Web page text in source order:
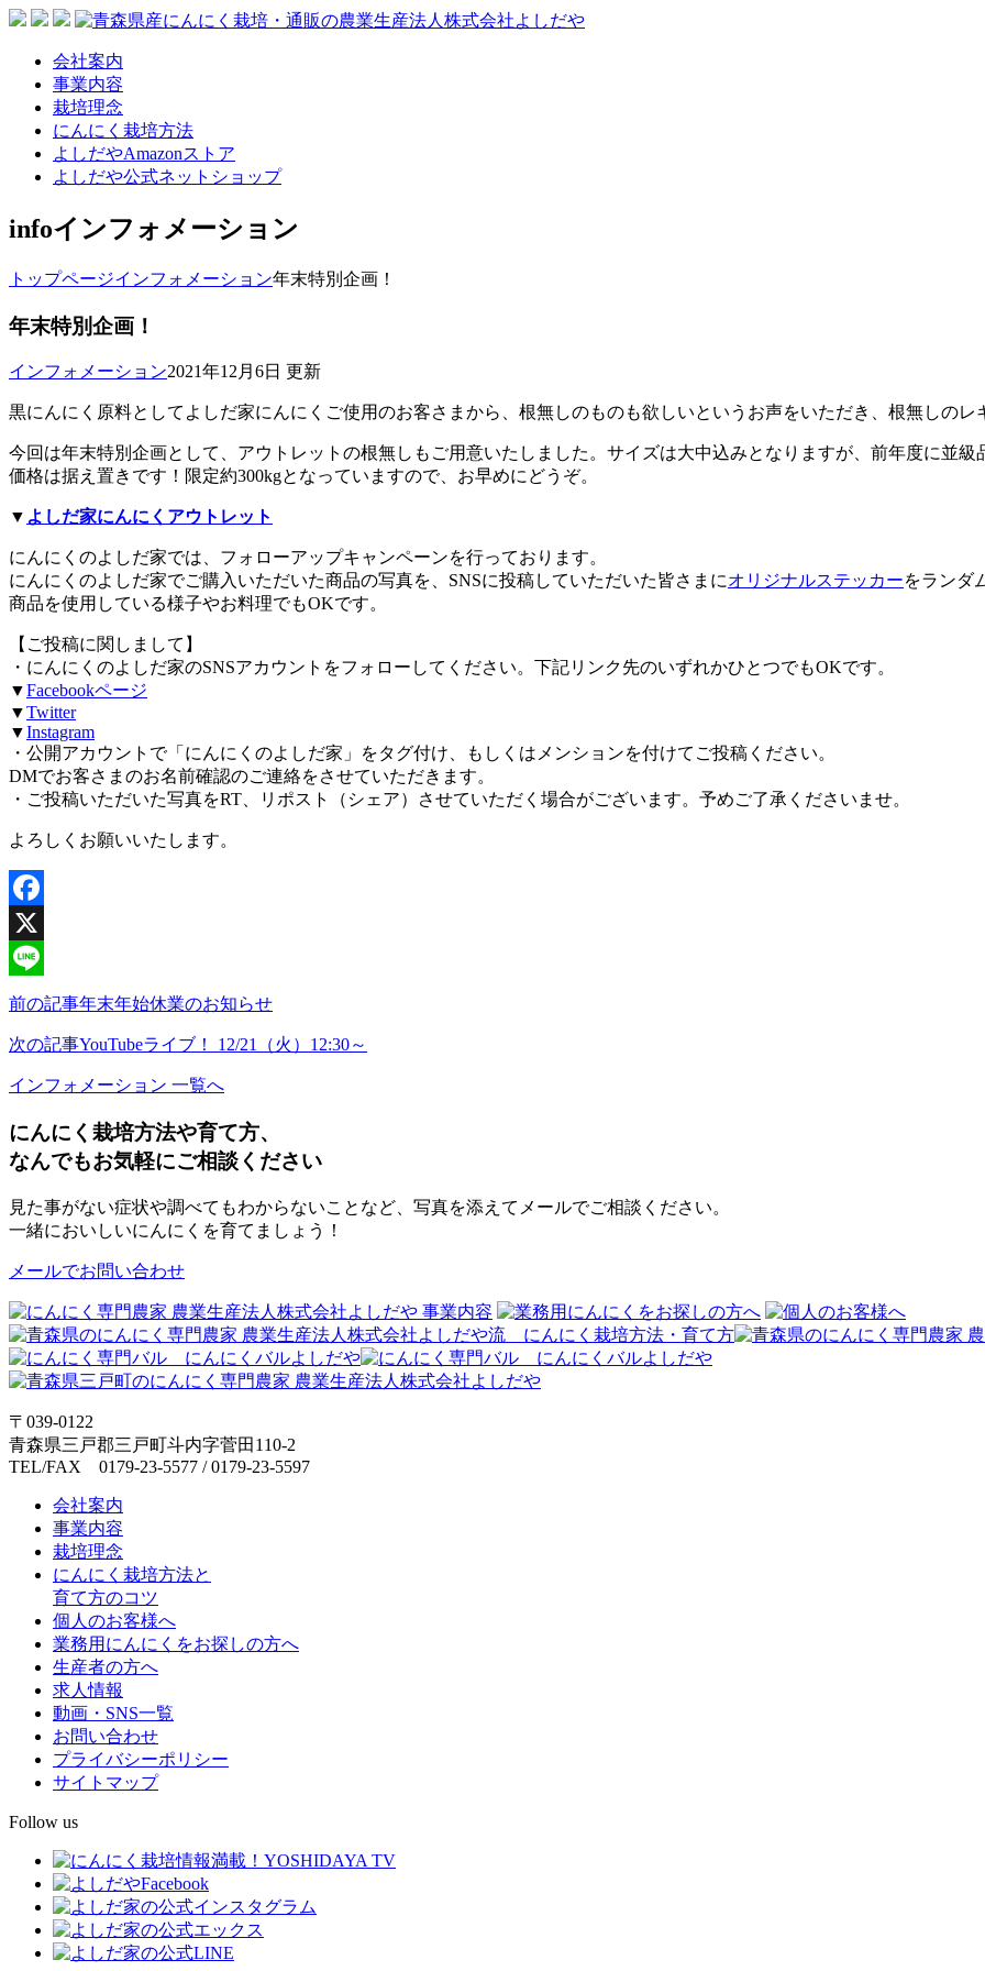
会社案内
事業内容
栽培理念
にんにく栽培方法
よしだやAmazonストア
よしだや公式ネットショップ
infoインフォメーション
トップページインフォメーション年末特別企画！
年末特別企画！
インフォメーション2021年12月6日 更新
黒にんにく原料としてよしだ家にんにくご使用のお客さまから、根無しのものも欲しいというお声をいただき、根無しのレ
今回は年末特別企画として、アウトレットの根無しもご用意いたしました。サイズは大中込みとなりますが、前年度に並級
価格は据え置きです！限定約300kgとなっていますので、お早めにどうぞ。
▼ よしだ家にんにくアウトレット
にんにくのよしだ家では、フォローアップキャンペーンを行っております。
にんにくのよしだ家でご購入いただいた商品の写真を、SNSに投稿していただいた皆さまにオリジナルステッカーをランダ
商品を使用している様子やお料理でもOKです。
【ご投稿に関しまして】
・にんにくのよしだ家のSNSアカウントをフォローしてください。下記リンク先のいずれかひとつでもOKです。
▼Facebookページ
▼Twitter
▼Instagram
・公開アカウントで「にんにくのよしだ家」をタグ付け、もしくはメンションを付けてご投稿ください。
DMでお客さまのお名前確認のご連絡をさせていただきます。
・ご投稿いただいた写真をRT、リポスト（シェア）させていただく場合がございます。予めご了承くださいませ。
よろしくお願いいたします。
Facebook
X
Line
前の記事年末年始休業のお知らせ
次の記事YouTubeライブ！ 12/21（火）12:30～
インフォメーション 一覧へ
にんにく栽培方法や育て方、
なんでもお気軽にご相談ください
見た事がない症状や調べてもわからないことなど、写真を添えてメールでご相談ください。
一緒においしいにんにくを育てましょう！
メールでお問い合わせ
〒039-0122
青森県三戸郡三戸町斗内字菅田110-2
TEL/FAX 0179-23-5577 / 0179-23-5597
会社案内
事業内容
栽培理念
にんにく栽培方法と
育て方のコツ
個人のお客様へ
業務用にんにくをお探しの方へ
生産者の方へ
求人情報
動画・SNS一覧
お問い合わせ
プライバシーポリシー
サイトマップ
Follow us